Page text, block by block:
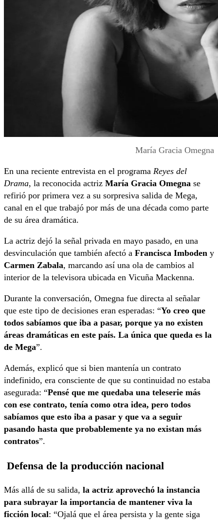
María Gracia Omegna
En una reciente entrevista en el programa Reyes del
Drama, la reconocida actriz María Gracia Omegna se
refirió por primera vez a su sorpresiva salida de Mega,
canal en el que trabajó por más de una década como parte
de su área dramática.
La actriz dejó la señal privada en mayo pasado, en una
desvinculación que también afectó a Francisca Imboden y
Carmen Zabala, marcando así una ola de cambios al
interior de la televisora ubicada en Vicuña Mackenna.
Durante la conversación, Omegna fue directa al señalar
que este tipo de decisiones eran esperadas: “Yo creo que
todos sabíamos que iba a pasar, porque ya no existen
áreas dramáticas en este país. La única que queda es la
de Mega”.
Además, explicó que si bien mantenía un contrato
indefinido, era consciente de que su continuidad no estaba
asegurada: “Pensé que me quedaba una teleserie más
con ese contrato, tenía como otra idea, pero todos
sabíamos que esto iba a pasar y que va a seguir
pasando hasta que probablemente ya no existan más
contratos”.
Defensa de la producción nacional
Más allá de su salida, la actriz aprovechó la instancia
para subrayar la importancia de mantener viva la
ficción local: “Ojalá que el área persista y la gente siga